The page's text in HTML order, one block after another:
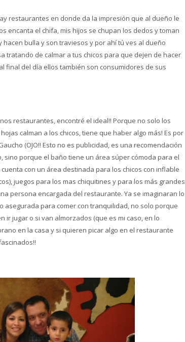
restaurantes en donde da la impresión que al dueño le
encanta el chifa, mis hijos se chupan los dedos y toman
hacen bulla y son traviesos y por ahí tú ves al dueño
tratando de calmar a tus chicos para que dejen de hacer
final del día ellos también son consumidores de sus
restaurantes, encontré el ideal!! Porque no solo los
calman a los chicos, tiene que haber algo más! Es por
(OJO!! Esto no es publicidad, es una recomendación
sino porque el baño tiene un área súper cómoda para el
con un área destinada para los chicos con inflable
juegos para los mas chiquitines y para los más grandes
persona encargada del restaurante. Ya se imaginaran lo
asegurada para comer con tranquilidad, no solo porque
ir jugar o si van almorzados (que es mi caso, en lo
en la casa y si quieren picar algo en el restaurante